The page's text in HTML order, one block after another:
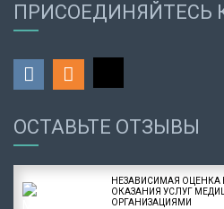
ОСТАВЬТЕ ОТЗЫВЫ
НЕЗАВИСИМАЯ ОЦЕНКА
ОКАЗАНИЯ УСЛУГ
ОРГАНИЗАЦИЯМИ
ПРИСОЕДИНЯЙТЕСЬ